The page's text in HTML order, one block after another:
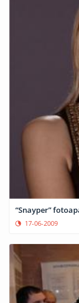
“Snayper”
17-06-2009